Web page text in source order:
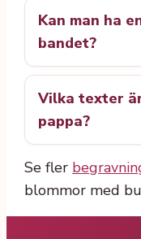
Kan man ha
bandet?
Vilka texter
pappa?
Se fler
blommor med